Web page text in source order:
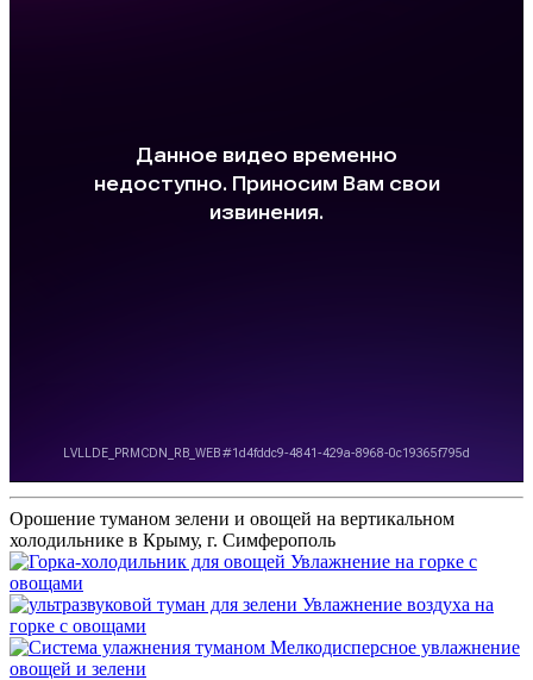
Орошение туманом зелени и овощей на вертикальном
холодильнике в Крыму, г. Симферополь
Увлажнение на горке с
овощами
Увлажнение воздуха на
горке с овощами
Мелкодисперсное увлажнение
овощей и зелени